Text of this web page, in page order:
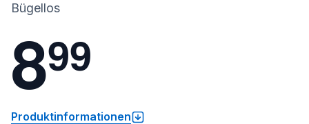
Bügellos
899
Produktinformationen